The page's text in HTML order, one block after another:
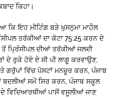
ਕਿਹਾ।
ਕਿ ਇਹ ਮੀਟਿੰਗ ਬੜੇ ਖੁਸਨੁਮਾ ਮਾਹੌਲ
ਤਰੱਕੀਆਂ ਦਾ ਕੋਟਾ 75:25 ਕਰਨ ਦੇ
ਪ੍ਰਿੰਸੀਪਲ ਦੀਆਂ ਤਰੱਕੀਆਂ ਜਲਦੀ
ਦੇ ਰੁਕੇ ਹੋਏ ਏ ਸੀ ਪੀ ਲਾਗੂ ਕਰਵਾਉਣ,
ਗਰੁੱਪਾਂ ਵਿੱਚ ਪੋਸਟਾਂ ਮਨਜ਼ੂਰ ਕਰਨ, ਪੰਜਾਬ
ਬਦਲੀਆਂ ਸਮੇਂ ਸਿਰ ਕਰਨ, ਪੰਜਾਬ ਸਕੂਲ
ਵਿਦਿਆਰਥੀਆਂ ਪਾਸੋਂ ਵਸੂਲੀਆਂ ਜਾਣ